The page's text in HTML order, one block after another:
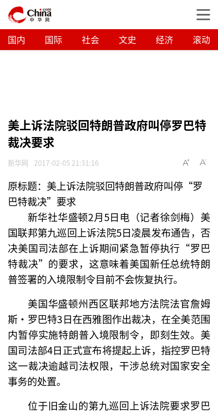
国内 国际 社会 文史 经济 滚动
美上诉法院驳回特朗普政府叫停罗巴特
裁决要求
新华网 2017-02-05 21:31:16
原标题：美上诉法院驳回特朗普政府叫停“罗
巴特裁决”要求
新华社华盛顿2月5日电（记者徐剑梅）美
国联邦第九巡回上诉法院5日凌晨发布通告，否
决美国司法部在上诉期间紧急暂停执行“罗巴
特裁决”的要求，这意味着美国新任总统特朗
普签署的入境限制令目前不会恢复执行。
美国华盛顿州西区联邦地方法院法官詹姆
斯·罗巴特3日在西雅图作出裁决，在全美范围
内暂停实施特朗普入境限制令，即刻生效。美
国司法部4日正式宣布将提起上诉，指控罗巴特
这一裁决逾越司法权限，干涉总统对国家安全
事务的处置。
位于旧金山的第九巡回上诉法院要求罗巴